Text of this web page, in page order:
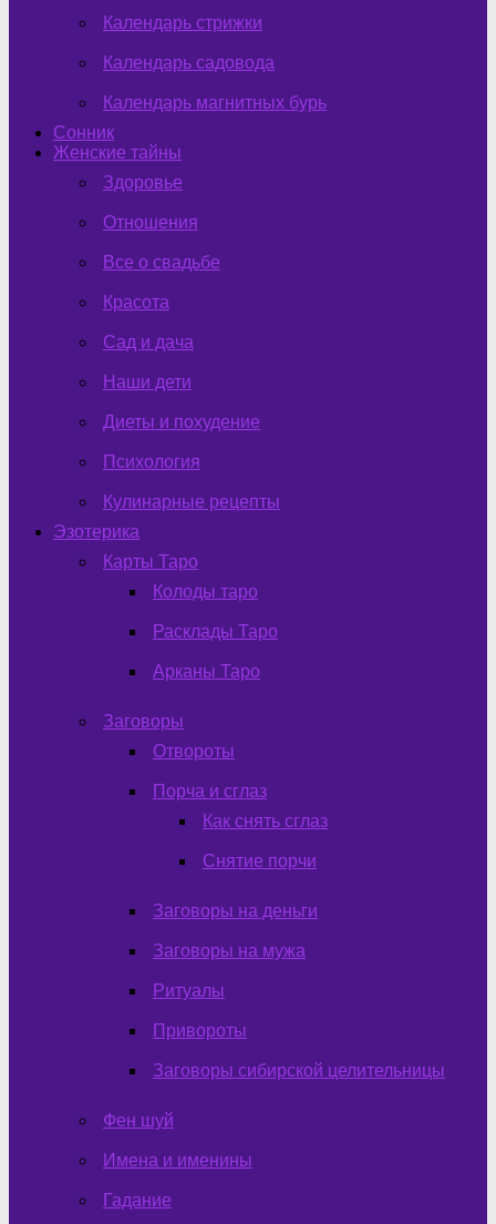
Календарь стрижки
Календарь садовода
Календарь магнитных бурь
Сонник
Женские тайны
Здоровье
Отношения
Все о свадьбе
Красота
Сад и дача
Наши дети
Диеты и похудение
Психология
Кулинарные рецепты
Эзотерика
Карты Таро
Колоды таро
Расклады Таро
Арканы Таро
Заговоры
Отвороты
Порча и сглаз
Как снять сглаз
Снятие порчи
Заговоры на деньги
Заговоры на мужа
Ритуалы
Привороты
Заговоры сибирской целительницы
Фен шуй
Имена и именины
Гадание